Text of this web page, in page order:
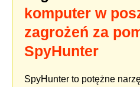
komputer w
zagrożeń za
SpyHunter
SpyHunter to potężne